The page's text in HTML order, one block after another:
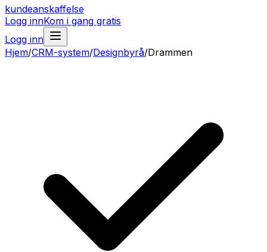
kundeanskaffelse
Logg innKom i gang gratis
Logg inn
Hjem/CRM-system/Designbyrå/Drammen